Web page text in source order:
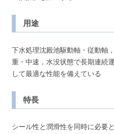
用途
下水処理沈殿池駆動軸・従動軸
重・中速，水没状態で長期連続
して最適な性能を備えている
特長
シール性と潤滑性を同時に必要